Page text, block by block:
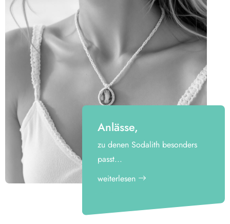
Anlässe,
zu denen Sodalith besonders
passt...
weiterlesen